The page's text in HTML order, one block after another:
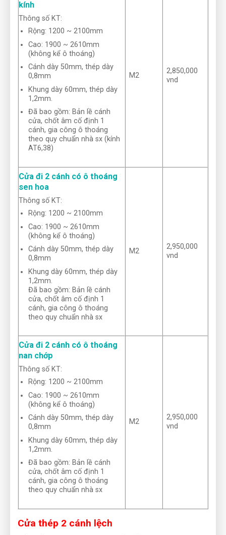
kính
Thông số KT:
Rộng: 1200 ~ 2100mm
Cao: 1900 ~ 2610mm
(không kể ô thoáng)
Cánh dày 50mm, thép dày
0,8mm
Khung dày 60mm, thép dày
1,2mm.
Đã bao gồm: Bản lề cánh
cửa, chốt âm cố định 1
cánh, gia công ô thoáng
theo quy chuẩn nhà sx (kính
AT6,38)
M2
2,850,000
vnd
Cửa đi 2 cánh có ô thoáng
sen hoa
Thông số KT:
Rộng: 1200 ~ 2100mm
Cao: 1900 ~ 2610mm
(không kể ô thoáng)
Cánh dày 50mm, thép dày
0,8mm
Khung dày 60mm, thép dày
1,2mm.
Đã bao gồm: Bản lề cánh
cửa, chốt âm cố định 1
cánh, gia công ô thoáng
theo quy chuẩn nhà sx
M2
2,950,000
vnd
Cửa đi 2 cánh có ô thoáng
nan chớp
Thông số KT:
Rộng: 1200 ~ 2100mm
Cao: 1900 ~ 2610mm
(không kể ô thoáng)
Cánh dày 50mm, thép dày
0,8mm
Khung dày 60mm, thép dày
1,2mm.
Đã bao gồm: Bản lề cánh
cửa, chốt âm cố định 1
cánh, gia công ô thoáng
theo quy chuẩn nhà sx
M2
2,950,000
vnd
Cửa thép 2 cánh lệch